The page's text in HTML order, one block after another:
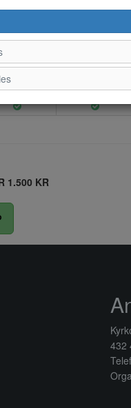
38 39
1.500 KR
432